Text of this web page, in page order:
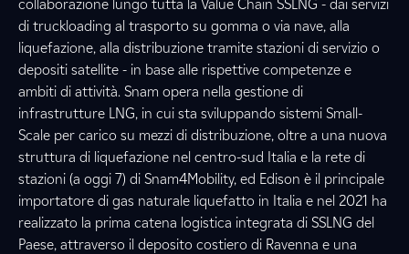
collaborazione lungo tutta la Value Chain SSLNG - dai servizi
di truckloading al trasporto su gomma o via nave, alla
liquefazione, alla distribuzione tramite stazioni di servizio o
depositi satellite - in base alle rispettive competenze e
ambiti di attività. Snam opera nella gestione di
infrastrutture LNG, in cui sta sviluppando sistemi Small-
Scale per carico su mezzi di distribuzione, oltre a una nuova
struttura di liquefazione nel centro-sud Italia e la rete di
stazioni (a oggi 7) di Snam4Mobility, ed Edison è il principale
importatore di gas naturale liquefatto in Italia e nel 2021 ha
realizzato la prima catena logistica integrata di SSLNG del
Paese, attraverso il deposito costiero di Ravenna e una